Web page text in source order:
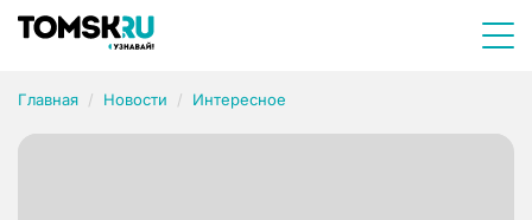
Главная Новости Интересное